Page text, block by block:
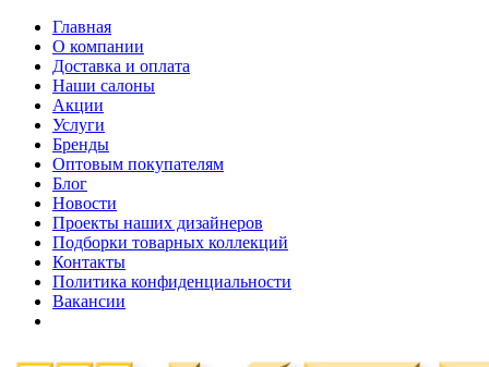
Главная
О компании
Доставка и оплата
Наши cалоны
Акции
Услуги
Бренды
Оптовым покупателям
Блог
Новости
Проекты наших дизайнеров
Подборки товарных коллекций
Контакты
Политика конфиденциальности
Вакансии